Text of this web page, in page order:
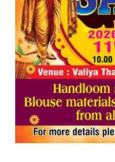
Get In Touch
Twitter
LinkedIn
YouTube
All Rights Reserved